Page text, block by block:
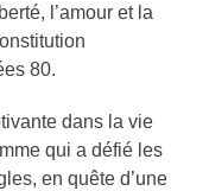
l’amour et la
80.
dans la vie
qui a défié les
en quête d’une